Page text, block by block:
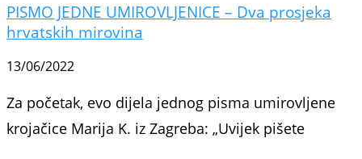
PISMO JEDNE UMIROVLJENICE – Dva prosjeka
hrvatskih mirovina
13/06/2022
Za početak, evo dijela jednog pisma umirovljene
krojačice Marija K. iz Zagreba: „Uvijek pišete